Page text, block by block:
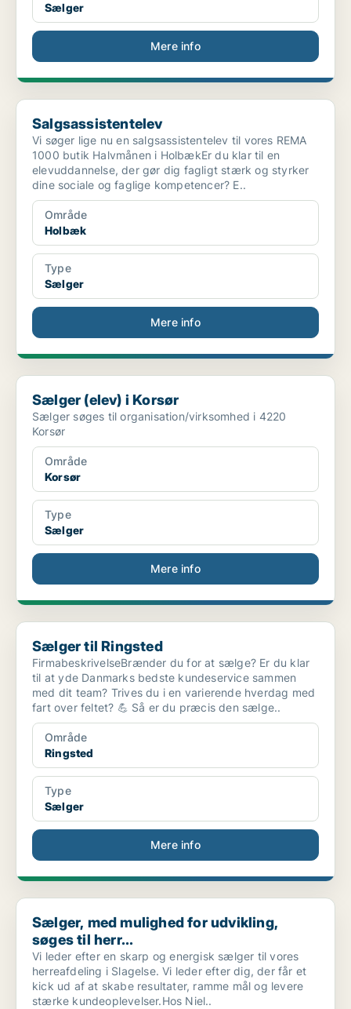
Sælger
Mere info
Salgsassistentelev
Salgsassistentelev
Vi søger lige nu en salgsassistentelev til vores REMA
1000 butik Halvmånen i HolbækEr du klar til en
elevuddannelse, der gør dig fagligt stærk og styrker
dine sociale og faglige kompetencer? E..
Område
Holbæk
Type
Sælger
Mere info
Sælger (elev) i Korsør
Sælger (elev) i Korsør
Sælger søges til organisation/virksomhed i 4220
Korsør
Område
Korsør
Type
Sælger
Mere info
Sælger til Ringsted
Sælger til Ringsted
FirmabeskrivelseBrænder du for at sælge? Er du klar
til at yde Danmarks bedste kundeservice sammen
med dit team? Trives du i en varierende hverdag med
fart over feltet? 💪 Så er du præcis den sælge..
Område
Ringsted
Type
Sælger
Mere info
Sælger, med mulighed for udvikling, søges til herr...
Sælger, med mulighed for udvikling,
søges til herr...
Vi leder efter en skarp og energisk sælger til vores
herreafdeling i Slagelse. Vi leder efter dig, der får et
kick ud af at skabe resultater, ramme mål og levere
stærke kundeoplevelser.Hos Niel..